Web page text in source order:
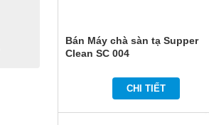
Bán Máy chà sàn tạ Supper
Clean SC 004
CHI TIẾT